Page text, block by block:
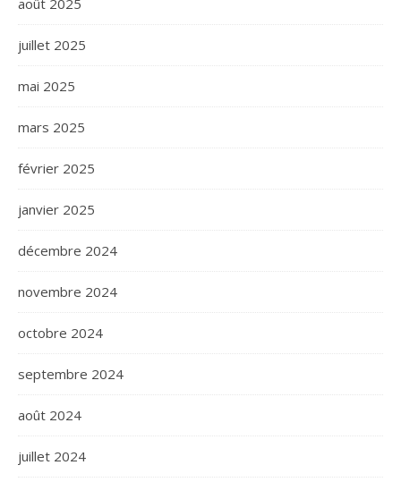
août 2025
juillet 2025
mai 2025
mars 2025
février 2025
janvier 2025
décembre 2024
novembre 2024
octobre 2024
septembre 2024
août 2024
juillet 2024